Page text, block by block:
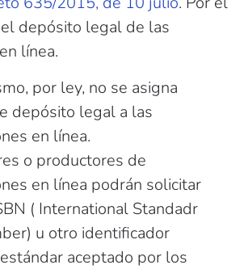
depósito legal de las
línea.
por ley, no se asigna
depósito legal a las
en línea.
o productores de
en línea podrán solicitar
( International Standadr
u otro identificador
aceptado por los